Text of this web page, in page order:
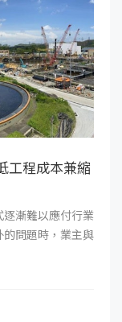
工程成本兼縮
漸難以應付行業
問題時，業主與